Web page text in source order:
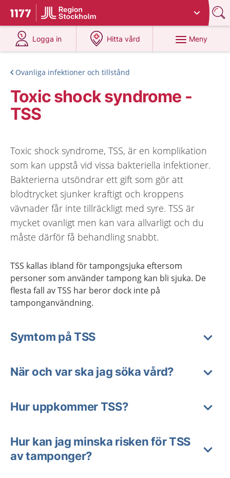
Till startsidan för 1177
Du har valt region
Logga in
på 1177.se
Hitta vård
på 1177.se
Meny
Ovanliga infektioner och tillstånd
Toxic shock syndrome -
TSS
Toxic shock syndrome, TSS, är en komplikation
som kan uppstå vid vissa bakteriella infektioner.
Bakterierna utsöndrar ett gift som gör att
blodtrycket sjunker kraftigt och kroppens
vävnader får inte tillräckligt med syre. TSS är
mycket ovanligt men kan vara allvarligt och du
måste därför få behandling snabbt.
TSS kallas ibland för tampongsjuka eftersom
personer som använder tampong kan bli sjuka. De
flesta fall av TSS har beror dock inte på
tamponganvändning.
Symtom på TSS
När och var ska jag söka vård?
Hur uppkommer TSS?
Hur kan jag minska risken för TSS
av tamponger?